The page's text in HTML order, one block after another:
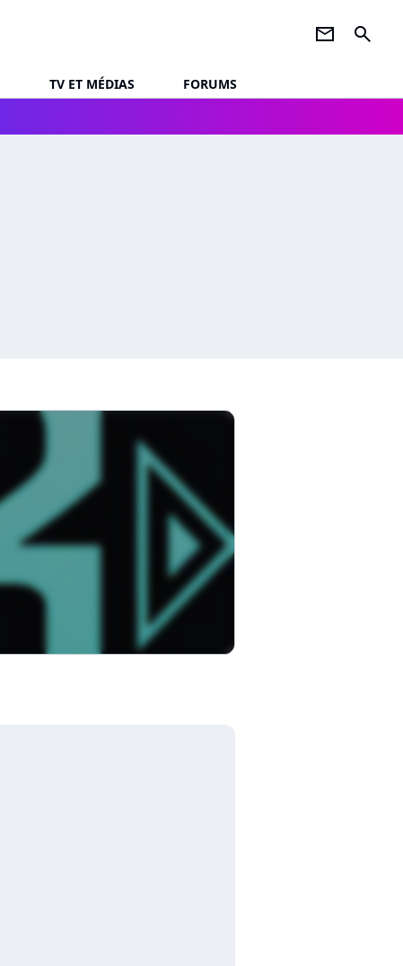
newsletter search
TV ET MÉDIAS
FORUMS